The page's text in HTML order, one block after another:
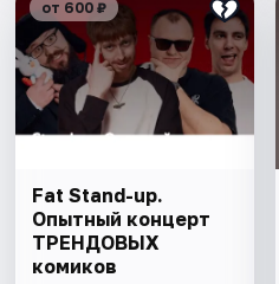
от 600 ₽
Fat Stand-up.
Опытный концерт
ТРЕНДОВЫХ
комиков